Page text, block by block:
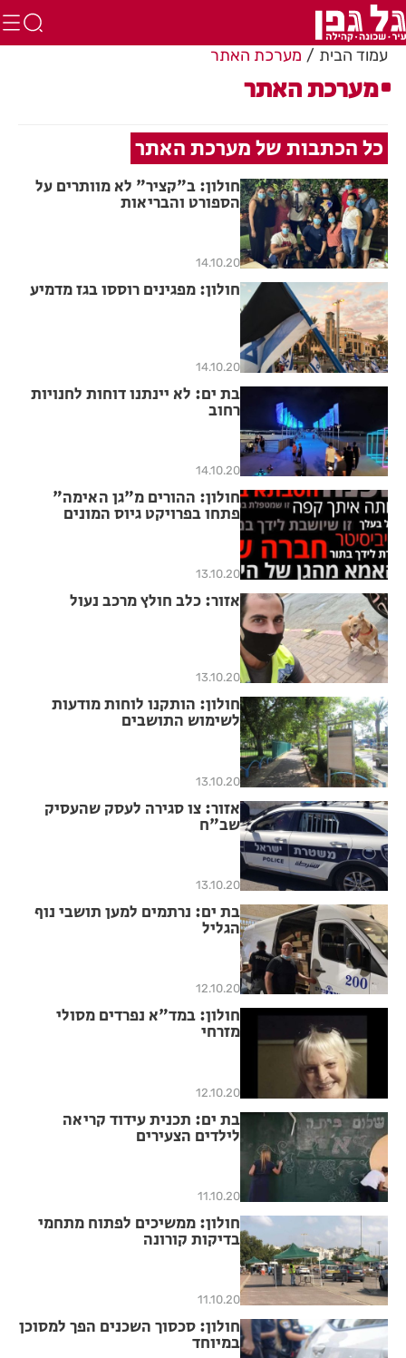
עמוד הבית מערכת האתר
מערכת האתר
כל הכתבות של מערכת האתר
חולון: ב"קציר" לא מוותרים על
הספורט והבריאות
14.10.20
חולון: מפגינים רוססו בגז מדמיע
14.10.20
בת ים: לא יינתנו דוחות לחנויות
רחוב
14.10.20
חולון: ההורים מ"גן האימה"
פתחו בפרויקט גיוס המונים
13.10.20
אזור: כלב חולץ מרכב נעול
13.10.20
חולון: הותקנו לוחות מודעות
לשימוש התושבים
13.10.20
אזור: צו סגירה לעסק שהעסיק
שב"ח
13.10.20
בת ים: נרתמים למען תושבי נוף
הגליל
12.10.20
חולון: במד"א נפרדים מסולי
מזרחי
12.10.20
בת ים: תכנית עידוד קריאה
לילדים הצעירים
11.10.20
חולון: ממשיכים לפתוח מתחמי
בדיקות קורונה
11.10.20
חולון: סכסוך השכנים הפך למסוכן
במיוחד